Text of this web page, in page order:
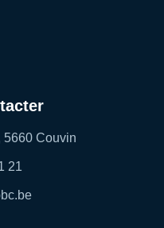
5660 Couvin
21